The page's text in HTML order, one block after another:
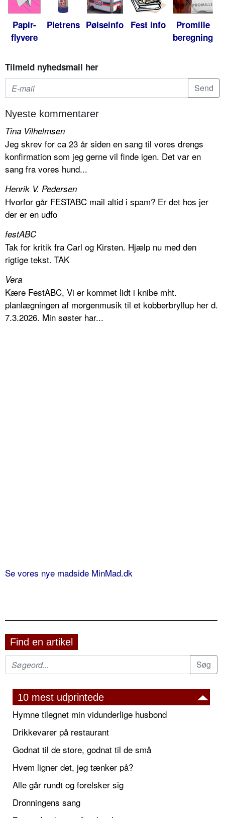
Papir-
flyvere
Pletrens Pølseinfo Fest info
Promille
beregning
Tilmeld nyhedsmail her
Nyeste kommentarer
Tina Vilhelmsen
Jeg skrev for ca 23 år siden en sang til vores drengs
konfirmation som jeg gerne vil finde igen. Det var en
sang fra vores hund...
Henrik V. Pedersen
Hvorfor går FESTABC mail altid i spam? Er det hos jer
der er en udfo
festABC
Tak for kritik fra Carl og Kirsten. Hjælp nu med den
rigtige tekst. TAK
Vera
Kære FestABC, Vi er kommet lidt i knibe mht.
planlægningen af morgenmusik til et kobberbryllup her d.
7.3.2026. Min søster har...
Se vores nye madside MinMad.dk
Find en artikel
10 mest udprintede
Hymne tilegnet min vidunderlige husbond
Drikkevarer på restaurant
Godnat til de store, godnat til de små
Hvem ligner det, jeg tænker på?
Alle går rundt og forelsker sig
Dronningens sang